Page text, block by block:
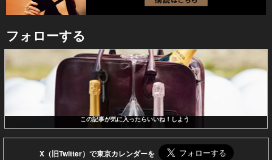
フォローする
この記事が気に入ったらいいね！しよう
X（旧Twitter）で東京カレンダーを